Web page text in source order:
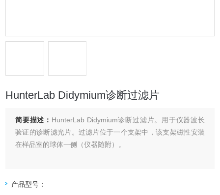
HunterLab Didymium诊断过滤片
简要描述： HunterLab Didymium诊断过滤片。用于仪器波长
验证的诊断滤光片。过滤片位于一个支架中，该支架磁性安装
在样品室的球体一侧（仪器随附）。
产品型号：